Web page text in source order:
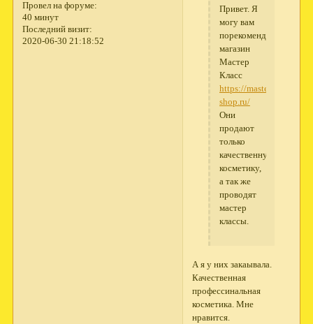
Провел на форуме:
40 минут
Последний визит:
2020-06-30 21:18:52
Привет. Я
могу вам
порекомендовать
магазин
Мастер
Класс
https://masterclass-
shop.ru/
Они
продают
только
качественную
косметику,
а так же
проводят
мастер
классы.
А я у них закаывала.
Качественная
профессинальная
косметика. Мне
нравится.